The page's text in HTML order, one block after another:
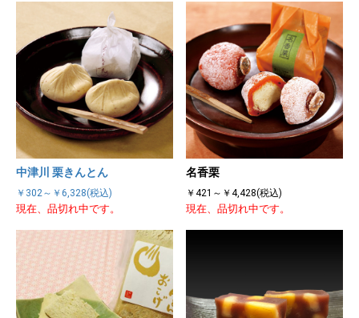
中津川 栗きんとん
￥302～￥6,328(税込)
現在、品切れ中です。
名香栗
￥421～￥4,428(税込)
現在、品切れ中です。